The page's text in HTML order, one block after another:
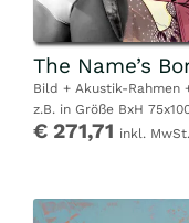
The Name’s
Bild + Akustik-Rahmen
z.B. in Größe BxH
€ 271,71 inkl. MwSt.